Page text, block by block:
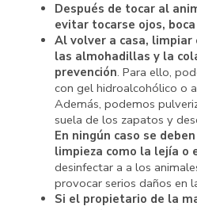
Después de tocar al
evitar tocarse ojos,
Al volver a casa,
las almohadillas y la
prevención. Para ello,
con gel hidroalcohólico o
Además, podemos
suela de los zapatos y
En ningún caso se
limpieza como la lejía o
desinfectar a a los
provocar serios daños en
Si el propietario de la